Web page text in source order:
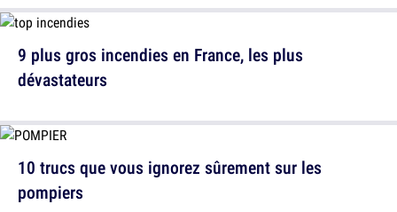
10 trucs que vous ignorez sûrement sur les
pompiers
9 plus gros incendies en France, les plus
dévastateurs